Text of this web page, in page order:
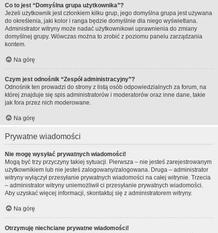
Co to jest “Domyślna grupa użytkownika”?
Jeżeli użytkownik jest członkiem kilku grup, jego domyślna grupa jest używana
do określenia, jaki kolor i ranga będzie domyślnie dla niego wyświetlana.
Administrator witryny może nadać użytkownikowi uprawnienia do zmiany
domyślnej grupy. Wówczas można to zrobić z poziomu panelu zarządzania
kontem.
Na górę
Czym jest odnośnik “Zespół administracyjny”?
Odnośnik ten prowadzi do strony z listą osób odpowiedzialnych za forum, na
której znajduje się spis administratorów i moderatorów oraz inne dane, takie
jak fora przez nich moderowane.
Na górę
Prywatne wiadomości
Nie mogę wysyłać prywatnych wiadomości!
Mogą być trzy przyczyny takiej sytuacji. Pierwsza – nie jesteś zarejestrowanym
użytkownikiem lub nie jesteś zalogowany/zalogowana. Druga – administrator
witryny wyłączył przesyłanie prywatnych wiadomości na całej witrynie. Trzecia
– administrator witryny uniemożliwił ci przesyłanie prywatnych wiadomości.
Aby uzyskać więcej informacji, skontaktuj się z administratorem witryny.
Na górę
Otrzymuję niechciane prywatne wiadomości!